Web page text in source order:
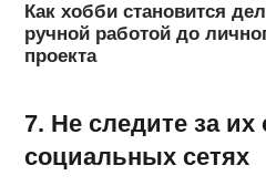
Как хобби становится
ручной работой до
проекта
7. Не следите за
социальных сетях